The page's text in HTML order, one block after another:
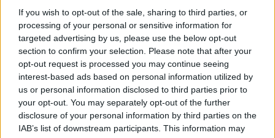
If you wish to opt-out of the sale, sharing to third parties, or
processing of your personal or sensitive information for
targeted advertising by us, please use the below opt-out
section to confirm your selection. Please note that after your
opt-out request is processed you may continue seeing
interest-based ads based on personal information utilized by
us or personal information disclosed to third parties prior to
your opt-out. You may separately opt-out of the further
disclosure of your personal information by third parties on the
IAB’s list of downstream participants. This information may
présidentielle américaine,
Les sondages. La compétition pour la Maison Blanche
demeure toujours aussi incertaine,
Les chiffres. Quels étaient les prédictions des sondages
avant le jour J, de 2000 à 2020?,
Nos explications. Comment fonctionne le système des
grands électeurs qui élisent le président,
Les programmes. Comparez les programmes de Kamala